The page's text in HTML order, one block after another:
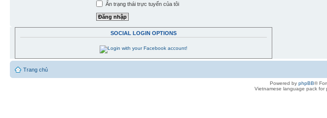
Ẩn trạng thái trực tuyến của tôi
SOCIAL LOGIN OPTIONS
Trang chủ
Powered by phpBB®
Vietnamese language pack for